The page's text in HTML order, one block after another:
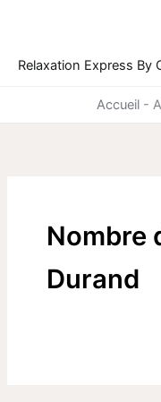
Relaxation Express By
Accueil-
Nombre
Durand